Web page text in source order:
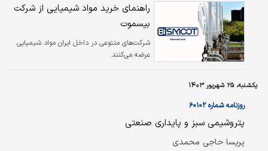
راهنمای خرید مواد شیمیایی از شرکت
بیسموت
شرکت‌های متنوعی در داخل ایران مواد شیمیایی
عرضه می‌کنند.
یکشنبه، ۲۵ شهریور ۱۴۰۳
روزنامه شماره ۶۰۱۰۲
پتروشیمی سبز و پایداری صنعتی
پریسا حاجی محمدی